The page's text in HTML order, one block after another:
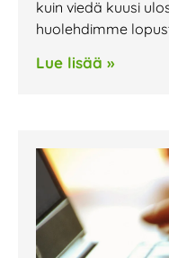
kuin viedä kuusi
huolehdimme
Lue lisää »